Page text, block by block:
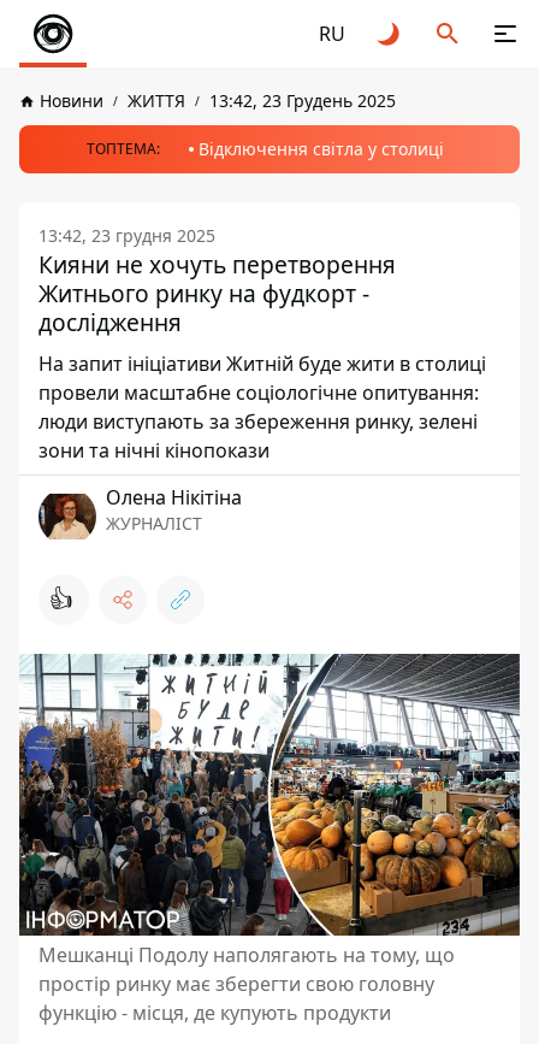
RU
Новини ЖИТТЯ 13:42, 23 Грудень 2025
ТОПТЕМА: Відключення світла у столиці
13:42, 23 грудня 2025
Кияни не хочуть перетворення
Житнього ринку на фудкорт -
дослідження
На запит ініціативи Житній буде жити в столиці
провели масштабне соціологічне опитування:
люди виступають за збереження ринку, зелені
зони та нічні кінопокази
Олена Нікітіна
ЖУРНАЛІСТ
👍
Мешканці Подолу наполягають на тому, що
простір ринку має зберегти свою головну
функцію - місця, де купують продукти